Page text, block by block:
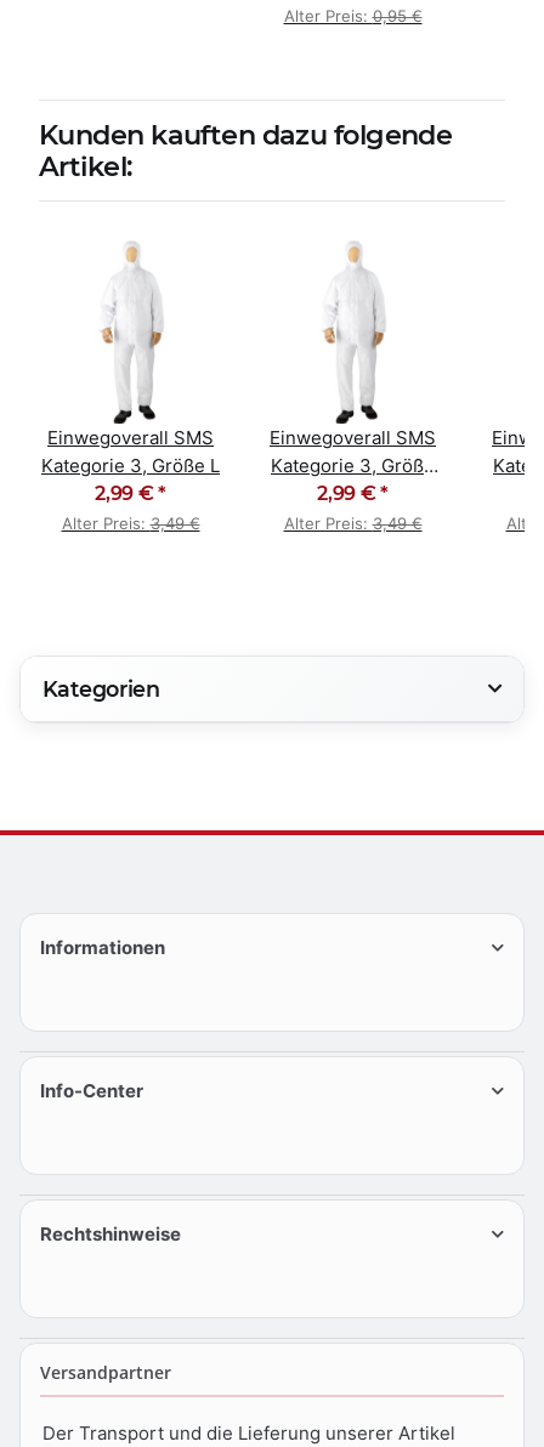
Alter Preis:0,95 €
Kunden kauften dazu folgende
Artikel:
Einwegoverall SMS
Kategorie 3, Größe L
2,99 €*
Alter Preis:3,49 €
Einwegoverall SMS
Kategorie 3, Größe
XXL
2,99 €*
Alter Preis:3,49 €
Kategorien
Informationen
Info-Center
Rechtshinweise
Versandpartner
Der Transport und die Lieferung unserer Artikel